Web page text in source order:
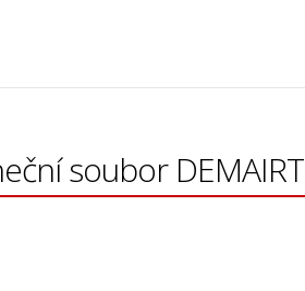
soubor DEMAIRT